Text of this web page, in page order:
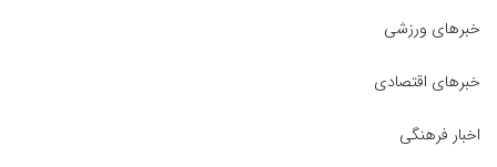
خبرهای ورزشی
خبرهای اقتصادی
اخبار فرهنگی